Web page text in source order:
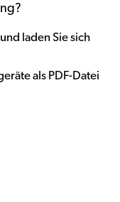
laden Sie sich
als PDF-Datei